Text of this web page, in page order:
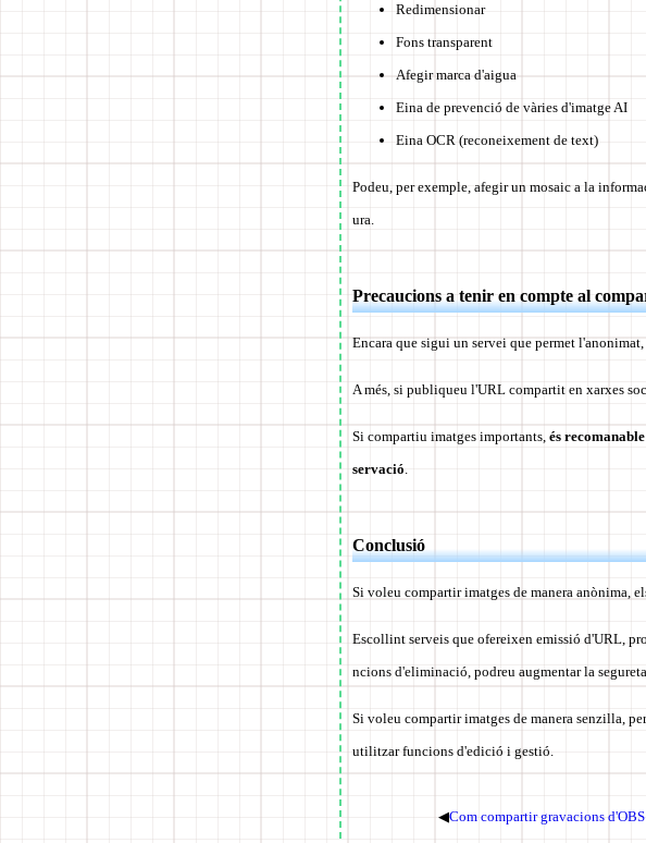
Redimensionar
Fons transparent
Afegir marca d'aigua
Eina de prevenció de vàries d'imatge AI
Eina OCR (reconeixement de text)
Podeu, per exemple, afegir un mosaic a la
ura.
Precaucions a tenir en compte al
Encara que sigui un servei que permet
A més, si publiqueu l'URL compartit en xarxes
Si compartiu imatges importants, és
servació.
Conclusió
Si voleu compartir imatges de manera anònima,
Escollint serveis que ofereixen emissió d'URL,
ncions d'eliminació, podreu augmentar la
Si voleu compartir imatges de manera senzilla,
utilitzar funcions d'edició i gestió.
◀Com compartir gravacions